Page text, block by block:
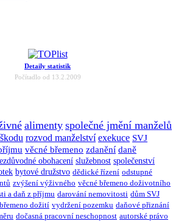
Detaily statistik
Počítadlo od 13.2.2009
alimenty společné jmění manželů
rozvod manželství exekuce SVJ
věcné břemeno zdanění daně
obohacení služebnost společenství
bytové družstvo dědické řízení odstupné
zvýšení výživného věcné břemeno doživotního
a daň z příjmu darování nemovitosti dům SVJ
dožití vydržení pozemku daňové přiznání
dočasná pracovní neschopnost autorské právo